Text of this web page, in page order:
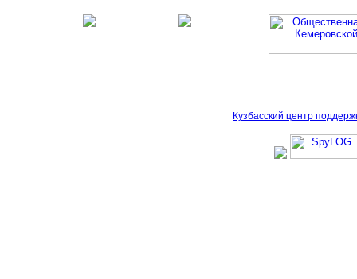
Кузбасский центр